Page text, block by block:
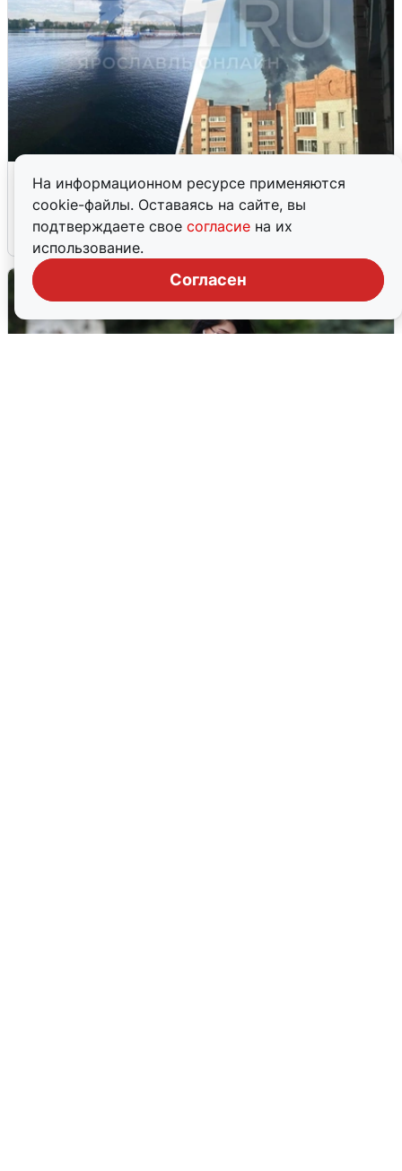
На информационном ресурсе применяются
cookie-файлы. Оставаясь на сайте, вы
подтверждаете свое согласие на их
использование.
Согласен
Ночная атака БПЛА на Ярославль:
попадания и последствия
6 августа 0